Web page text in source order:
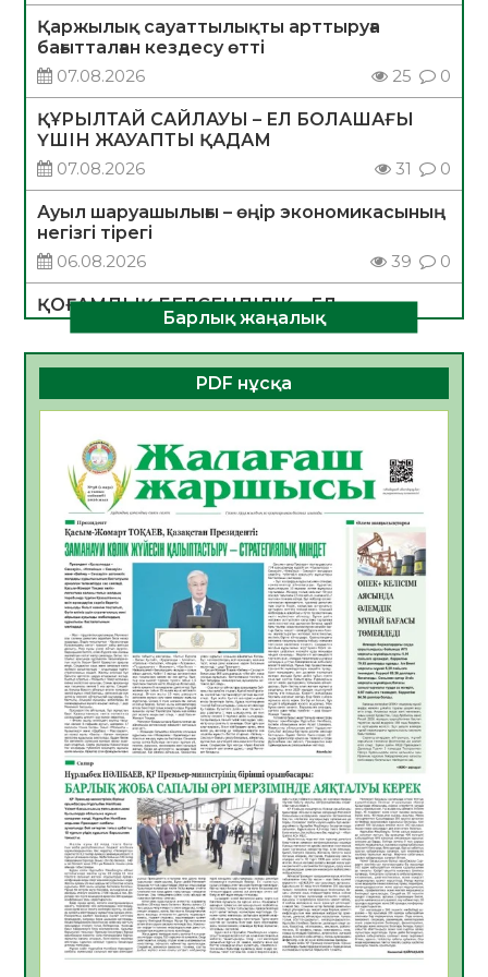
Қаржылық сауаттылықты арттыруға
бағытталған кездесу өтті
07.08.2026
25 0
ҚҰРЫЛТАЙ САЙЛАУЫ – ЕЛ БОЛАШАҒЫ
ҮШІН ЖАУАПТЫ ҚАДАМ
07.08.2026
31 0
Ауыл шаруашылығы – өңір экономикасының
негізгі тірегі
06.08.2026
39 0
ҚОҒАМДЫҚ БЕЛСЕНДІЛІК – ЕЛ
ДАМУЫНЫҢ НЕГІЗІ
06.08.2026
36 0
ҚҰРЫЛТАЙ САЙЛАУЫ – БОЛАШАҚҚА
06.08.2026
Инфекциялық ауруларға қарсы иммундау
жұмыстарының тиімділігі
06.08.2026
40
Көкжөтел ауруы туралы
06.08.2026
36
АПВ вакцинасы туралы мәлімет
06.08.2026
36
Open Air: Қызылорда облысы полиция
департаменті 20 мыңнан астам
көрерменнің қауіпсіздігін қамтамасыз етті
06.08.2026
48
ҚЫЗЫЛОРДАДА «САНАЛЫ ҰРПАҚ –
ЖАРҚЫН БОЛАШАҚ» АТТЫ КЕҢЕЙТІЛГЕН
МӘЖІЛІС ӨТТІ
05.08.2026
49
Қазақстан Орталық Азиядағы көшуге ең
Барлық жаңалық
PDF нұсқа